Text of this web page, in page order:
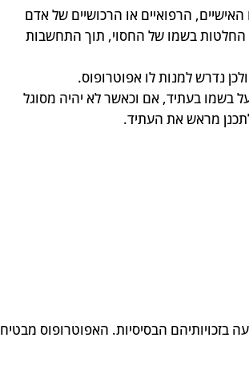
הרפואיים או הרכושיים של אדם
החלטות בשמו של החסוי, תוך התחשבות
נדרש למנות לו אפוטרופוס.
בשמו בעתיד, אם וכאשר לא יהיה מסוגל
מראש את העתיד.
בזכויותיהם הבסיסיות. האפוטרופוס מבטיח